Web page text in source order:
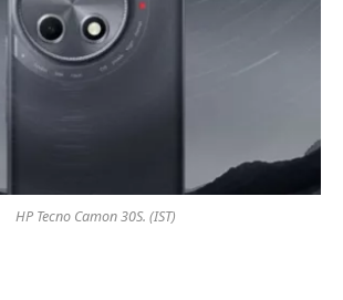
HP Tecno Camon 30S. (IST)